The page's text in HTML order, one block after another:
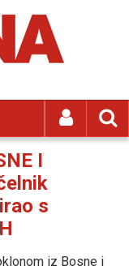
I
s
iz Bosne i